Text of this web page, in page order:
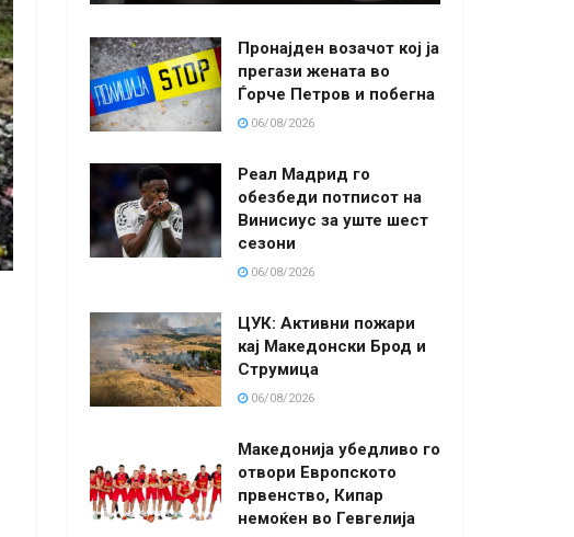
Пронајден возачот кој ја
прегази жената во
Ѓорче Петров и побегна
06/08/2026
Реал Мадрид го
обезбеди потписот на
Винисиус за уште шест
сезони
06/08/2026
ЦУК: Активни пожари
кај Македонски Брод и
Струмица
06/08/2026
Македонија убедливо го
отвори Европското
првенство, Кипар
немоќен во Гевгелија